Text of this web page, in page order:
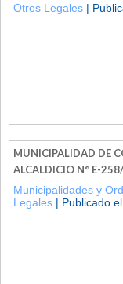
Otros Legales |
MUNICIPALIDAD DE
ALCALDICIO N° E-
Municipalidades y
Legales | Publicado